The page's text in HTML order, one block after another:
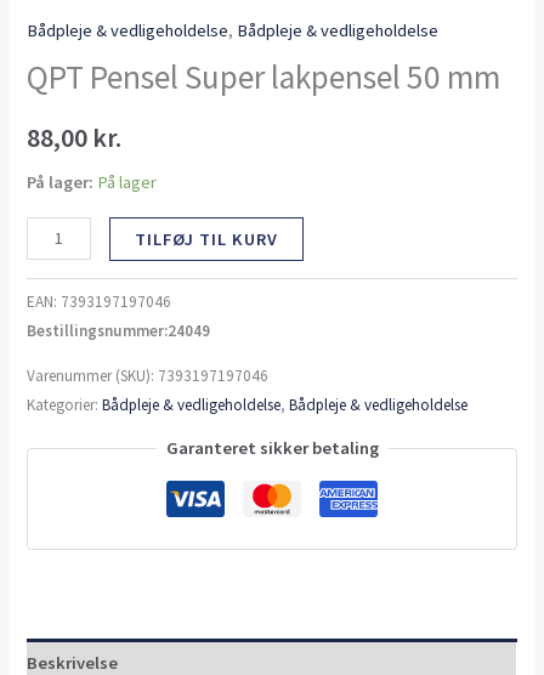
Bådpleje & vedligeholdelse, Bådpleje & vedligeholdelse
QPT Pensel Super lakpensel 50 mm
88,00 kr.
På lager: På lager
TILFØJ TIL KURV
EAN: 7393197197046
Bestillingsnummer:24049
Varenummer (SKU): 7393197197046
Kategorier:Bådpleje & vedligeholdelse,Bådpleje & vedligeholdelse
Garanteret sikker betaling
Beskrivelse